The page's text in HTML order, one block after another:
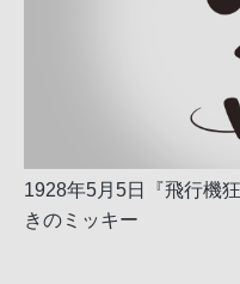
1928年5月5日『飛行機
きのミッキー